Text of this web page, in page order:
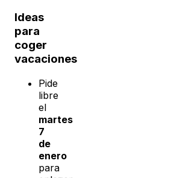
Ideas
para
coger
vacaciones
Pide
libre
el
martes
7
de
enero
para